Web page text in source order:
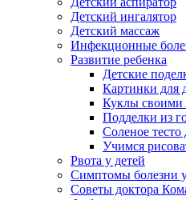
Детский ингалятор
Детский массаж
Инфекционные
Развитие ребенка
Детские
Картинки для
Куклы своими
Подделки из
Соленое тесто
Учимся
Рвота у детей
Симптомы болезни
Советы доктора